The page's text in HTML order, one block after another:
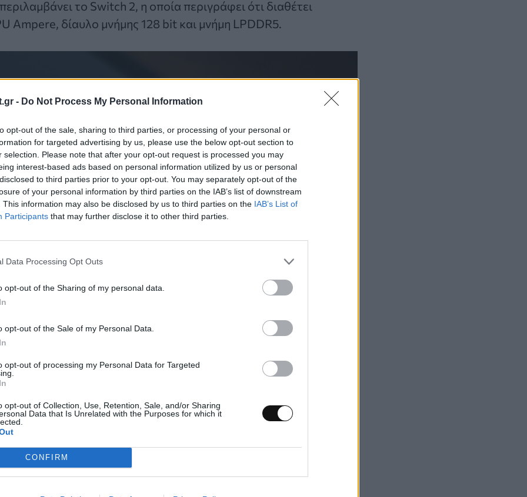
- Do Not Process My Personal Information
opt-out of the sale, sharing to third parties, or processing of your personal or
for targeted advertising by us, please use the below opt-out section to
selection. Please note that after your opt-out request is processed you may
interest-based ads based on personal information utilized by us or personal
to third parties prior to your opt-out. You may separately opt-out of the
of your personal information by third parties on the IAB’s list of downstream
This information may also be disclosed by us to third parties on the IAB’s List of
Participants that may further disclose it to other third parties.
Data Processing Opt Outs
opt-out of the Sharing of my personal data.
opt-out of the Sale of my Personal Data.
opt-out of processing my Personal Data for Targeted
opt-out of Collection, Use, Retention, Sale, and/or Sharing
Data that Is Unrelated with the Purposes for which it
CONFIRM
το Switch 2, η οποία περιγράφει ότι διαθέτει
Ampere, δίαυλο μνήμης 128 bit και μνήμη LPDDR5.
πηγή: Unsplash.com / Matteo Grobberio
ισχυρό όσο το Xbox Series S»
και θα διαθέτει έναν κόμβο επεξεργασίας 8nm της
δεν είναι η τελευταία τεχνολογία, αλλά αναφέρεται ως